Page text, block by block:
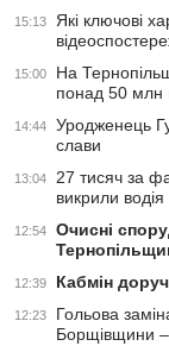
15:13
Які ключові
15:00
На
понад 50 млн
14:44
Уродженець
слави
13:04
27 тисяч за
викрили
12:54
Очисні
12:39 Кабмін
12:23
Гольова
Борщівщини –